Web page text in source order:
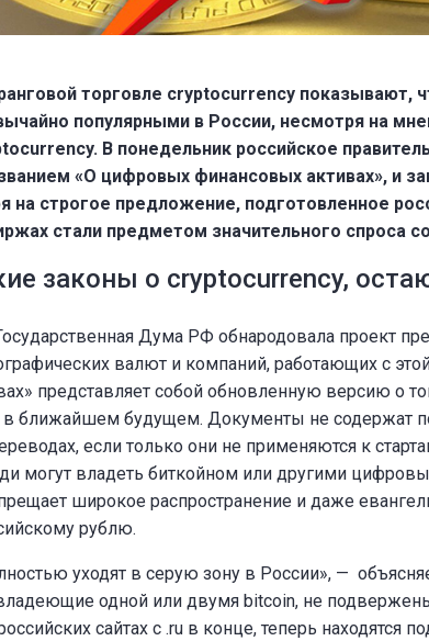
торговле cryptocurrency показывают,
популярными в России, несмотря на
В понедельник российское
«О цифровых финансовых активах», и
на строгое предложение, подготовленное
стали предметом значительного спроса
законы о cryptocurrency,
Дума РФ обнародовала проект
валют и компаний, работающих с
представляет собой обновленную версию о
в ближайшем будущем. Документы не содержат
если только они не применяются к
могут владеть биткойном или другими
широкое распространение и даже
рублю.
уходят в серую зону в России», —
одной или двумя bitcoin, не
сайтах с .ru в конце, теперь находятся